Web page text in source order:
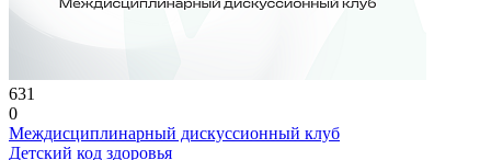
631
0
Междисциплинарный дискуссионный клуб
Детский код здоровья